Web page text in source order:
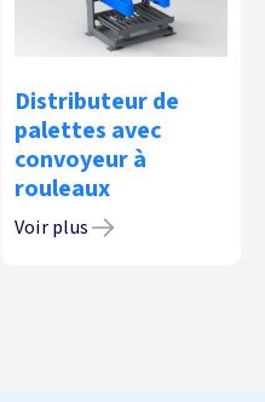
Distributeur de
palettes avec
convoyeur à
rouleaux
Voir plus